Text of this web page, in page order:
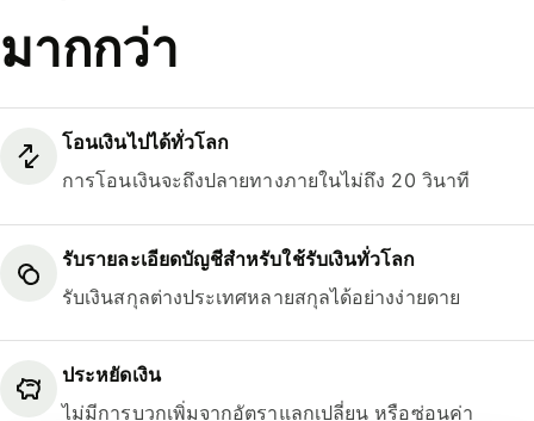
มากกว่า
โอนเงินไปได้ทั่วโลก
การโอนเงินจะถึงปลายทางภายในไม่ถึง 20 วินาที
รับรายละเอียดบัญชีสำหรับใช้รับเงินทั่วโลก
รับเงินสกุลต่างประเทศหลายสกุลได้อย่างง่ายดาย
ประหยัดเงิน
ไม่มีการบวกเพิ่มจากอัตราแลกเปลี่ยน หรือซ่อนค่า